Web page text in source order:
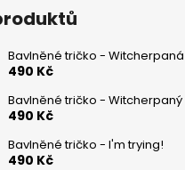
Bavlněné tričko - Witcherpaná
490 Kč
Bavlněné tričko - Witcherpaný
490 Kč
Bavlněné tričko - I'm trying!
490 Kč